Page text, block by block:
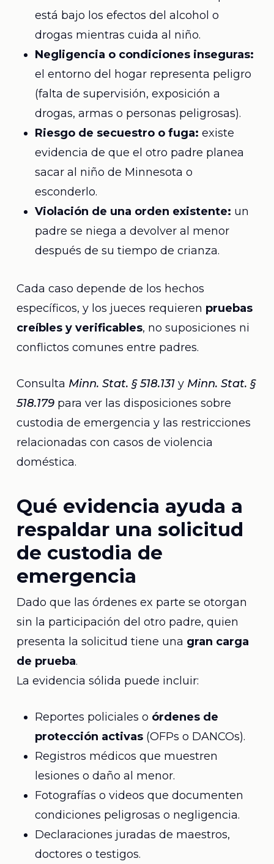
está bajo los efectos del alcohol o
drogas mientras cuida al niño.
Negligencia o condiciones inseguras:
el entorno del hogar representa peligro
(falta de supervisión, exposición a
drogas, armas o personas peligrosas).
Riesgo de secuestro o fuga: existe
evidencia de que el otro padre planea
sacar al niño de Minnesota o
esconderlo.
Violación de una orden existente: un
padre se niega a devolver al menor
después de su tiempo de crianza.
Cada caso depende de los hechos
específicos, y los jueces requieren pruebas
creíbles y verificables, no suposiciones ni
conflictos comunes entre padres.
Consulta Minn. Stat. § 518.131y Minn. Stat. §
518.179para ver las disposiciones sobre
custodia de emergencia y las restricciones
relacionadas con casos de violencia
doméstica.
Qué evidencia ayuda a
respaldar una solicitud
de custodia de
emergencia
Dado que las órdenes ex parte se otorgan
sin la participación del otro padre, quien
presenta la solicitud tiene una gran carga
de prueba.
La evidencia sólida puede incluir:
Reportes policiales o órdenes de
protección activas(OFPs o DANCOs).
Registros médicos que muestren
lesiones o daño al menor.
Fotografías o videos que documenten
condiciones peligrosas o negligencia.
Declaraciones juradas de maestros,
doctores o testigos.